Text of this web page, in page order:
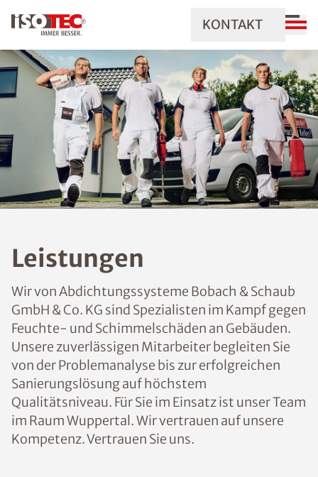
KONTAKT
Leistungen
Wir von Abdichtungssysteme Bobach & Schaub
GmbH & Co. KG sind Spezialisten im Kampf gegen
Feuchte- und Schimmelschäden an Gebäuden.
Unsere zuverlässigen Mitarbeiter begleiten Sie
von der Problemanalyse bis zur erfolgreichen
Sanierungslösung auf höchstem
Qualitätsniveau. Für Sie im Einsatz ist unser Team
im Raum Wuppertal. Wir vertrauen auf unsere
Kompetenz. Vertrauen Sie uns.